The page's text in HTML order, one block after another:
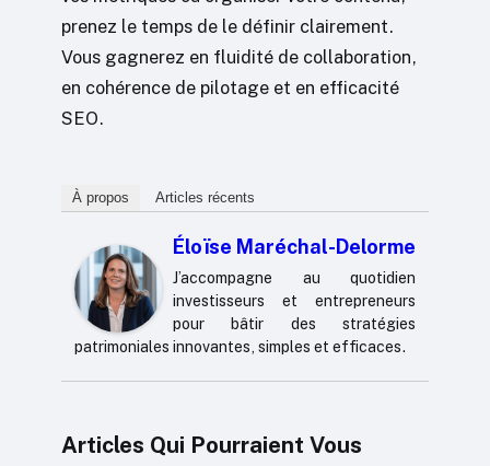
prenez le temps de le définir clairement.
Vous gagnerez en fluidité de collaboration,
en cohérence de pilotage et en efficacité
SEO.
À propos Articles récents
Éloïse Maréchal-Delorme
J’accompagne au quotidien
investisseurs et entrepreneurs
pour bâtir des stratégies
patrimoniales innovantes, simples et efficaces.
Articles Qui Pourraient Vous